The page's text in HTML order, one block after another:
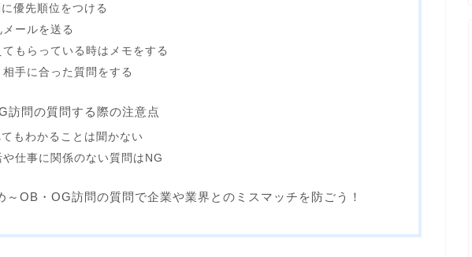
優先順位をつける
ールを送る
もらっている時はメモをする
手に合った質問をする
訪問の質問する際の注意点
もわかることは聞かない
仕事に関係のない質問はNG
～OB・OG訪問の質問で企業や業界とのミスマッチを防ごう！